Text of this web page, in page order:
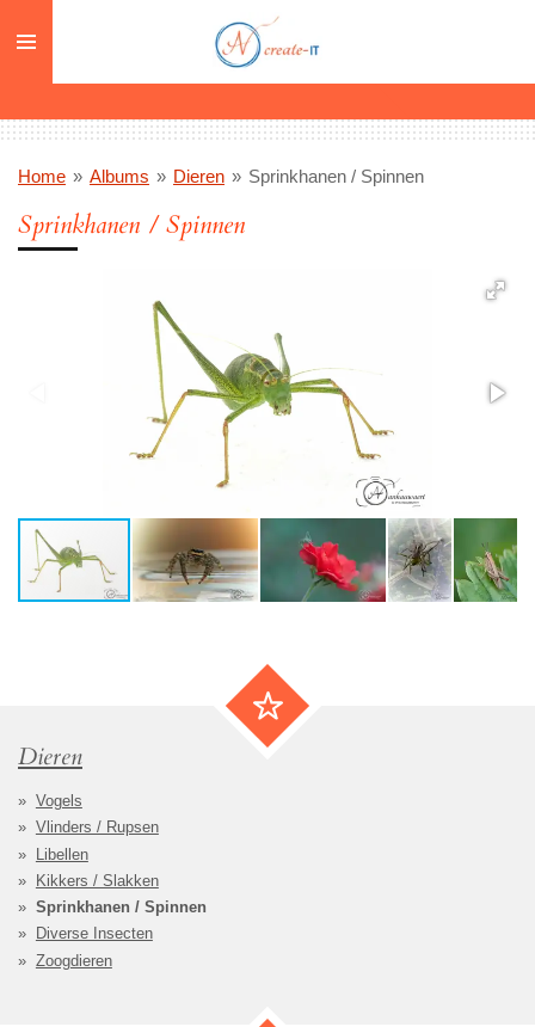
direct
de
hoofdinhoud
Home » Albums » Dieren » Sprinkhanen / Spinnen
Sprinkhanen / Spinnen
Dieren
Vogels
Vlinders / Rupsen
Libellen
Kikkers / Slakken
Sprinkhanen / Spinnen
Diverse Insecten
Zoogdieren